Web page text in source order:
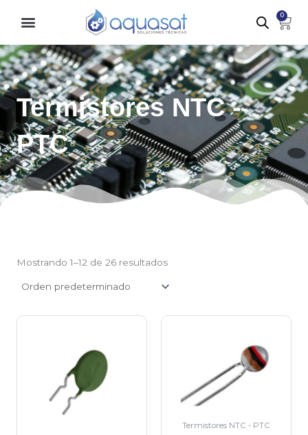
0
Termistores NTC -
PTC
Mostrando 1–12 de 26 resultados
Termistores NTC - PTC